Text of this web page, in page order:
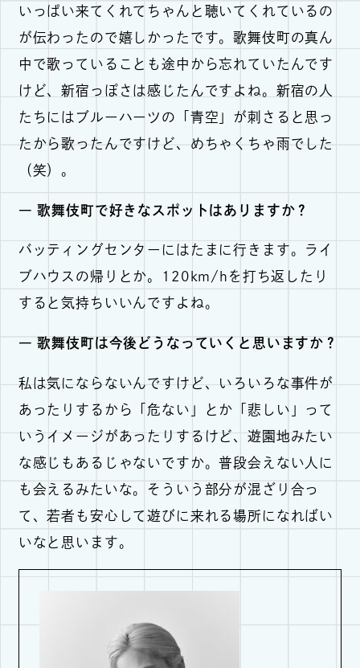
いっぱい来てくれてちゃんと聴いてくれているの
が伝わったので嬉しかったです。歌舞伎町の真ん
中で歌っていることも途中から忘れていたんです
けど、新宿っぽさは感じたんですよね。新宿の人
たちにはブルーハーツの「青空」が刺さると思っ
たから歌ったんですけど、めちゃくちゃ雨でした
（笑）。
― 歌舞伎町で好きなスポットはありますか？
バッティングセンターにはたまに行きます。ライ
ブハウスの帰りとか。120km/hを打ち返したり
すると気持ちいいんですよね。
― 歌舞伎町は今後どうなっていくと思いますか？
私は気にならないんですけど、いろいろな事件が
あったりするから「危ない」とか「悲しい」って
いうイメージがあったりするけど、遊園地みたい
な感じもあるじゃないですか。普段会えない人に
も会えるみたいな。そういう部分が混ざり合っ
て、若者も安心して遊びに来れる場所になればい
いなと思います。